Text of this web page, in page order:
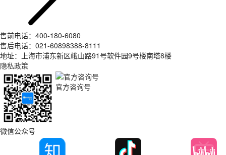
售前电话：400-180-6080
售后电话：021-60898388-8111
地址：上海市浦东新区峨山路91号软件园9号楼南塔8楼
隐私政策
微信公众号
官方咨询号